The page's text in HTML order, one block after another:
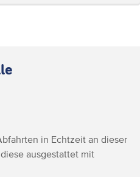
in Echtzeit an dieser
ausgestattet mit